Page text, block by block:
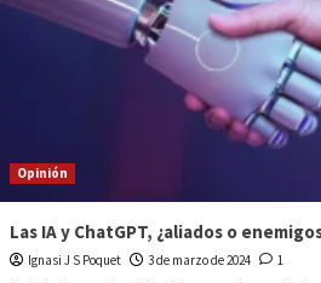
Opinión
Las IA y ChatGPT, ¿aliados o
Ignasi J S Poquet 3 de marzo de 2024 1